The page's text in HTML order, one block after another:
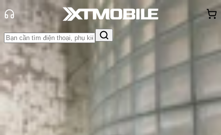
Trang chủ
Tin tức
Tư vấn
Tin Mới
Đánh Giá - Trên Tay
Khuyến
Thủ thuật Thông báoKhách
hàng - Sự kiện